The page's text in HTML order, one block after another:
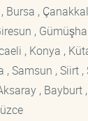
Bursa ,
,
, Konya ,
, Samsun , Siirt
, Bayburt ,